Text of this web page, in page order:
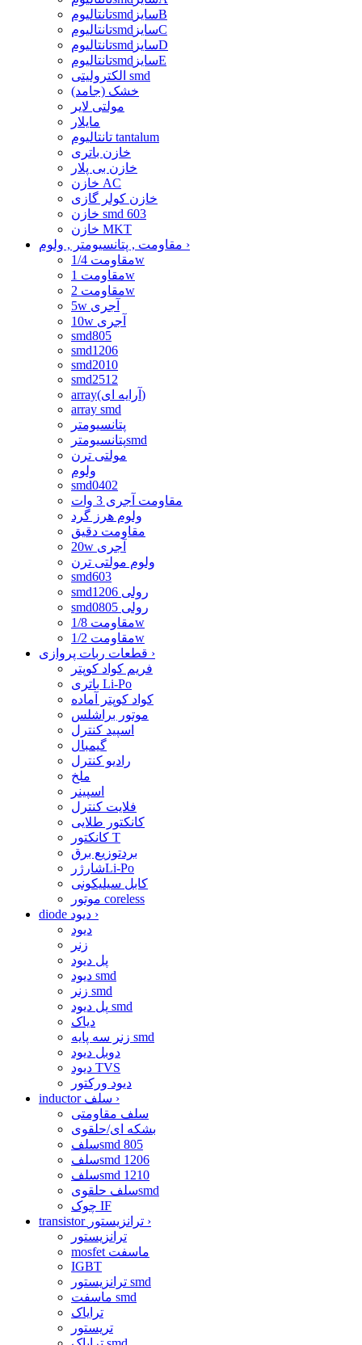
تانتالیومsmdسایزB
تانتالیومsmdسایزC
تانتالیومsmdسایزD
تانتالیومsmdسایزE
الکترولیتی smd
خشک (جامد)
مولتی لایر
مایلار
تانتالیوم tantalum
خازن باتری
خازن بی پلار
خازن AC
خازن کولر گازی
خازن smd 603
خازن MKT
›
مقاومت 1/4w
مقاومت 1w
مقاومت 2w
5w آجری
10w آجری
smd805
smd1206
smd2010
smd2512
array(آرایه ای)
array smd
پتانسیومتر
پتانسیومترsmd
مولتی ترن
ولوم
smd0402
مقاومت آجری 3 وات
ولوم هرز گرد
مقاومت دقیق
20w آجری
ولوم مولتی ترن
smd603
smd1206 رولی
smd0805 رولی
مقاومت 1/8w
مقاومت 1/2w
›
فریم کواد کوپتر
باتری Li-Po
کواد کوپتر آماده
موتور براشلس
اسپید کنترل
گیمبال
رادیو کنترل
ملخ
اسپینر
فلایت کنترل
کانکتور طلایی
کانکتور T
بردتوزیع برق
شارژرLi-Po
کابل سیلیکونی
موتور coreless
›
دیود
زنر
پل دیود
دیود smd
زنر smd
پل دیود smd
دیاک
زنر سه پایه smd
دوبل دیود
دیود TVS
دیود ورکتور
›
سلف مقاومتی
بشکه ای/حلقوی
سلفsmd 805
سلفsmd 1206
سلفsmd 1210
سلف حلقویsmd
چوک IF
›
ترانزیستور
mosfet ماسفت
IGBT
ترانزیستور smd
ماسفت smd
ترایاک
تریستور